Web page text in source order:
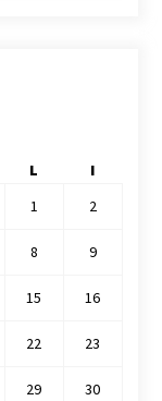
L
I
1
2
8 9
15 16
22 23
29 30